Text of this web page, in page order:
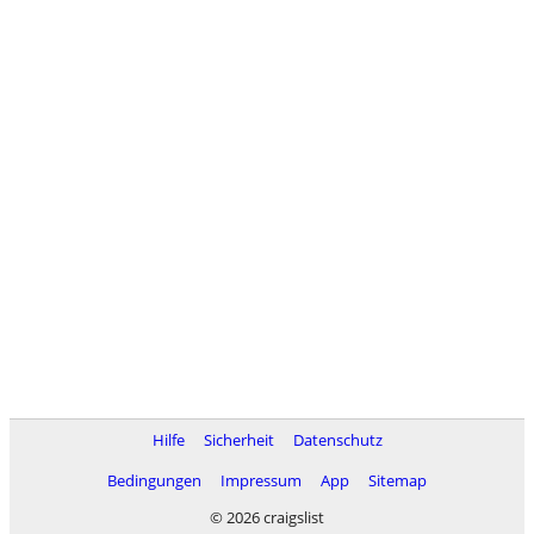
Hilfe Sicherheit
Datenschutz
Bedingungen
Impressum App
Sitemap
© 2026 craigslist